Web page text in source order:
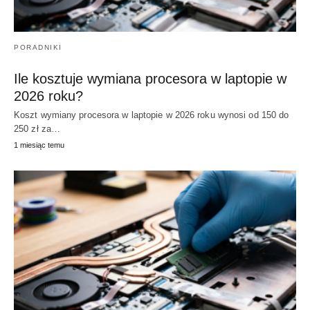
PORADNIKI
Ile kosztuje wymiana procesora w laptopie w
2026 roku?
Koszt wymiany procesora w laptopie w 2026 roku wynosi od 150 do
250 zł za…
1 miesiąc temu